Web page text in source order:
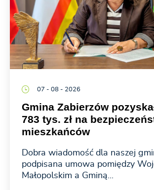
07 - 08 - 2026
Gmina Zabierzów
783 tys. zł na
mieszkańców
Dobra wiadomość dla naszej
podpisana umowa pomiędzy
Małopolskim a Gminą...